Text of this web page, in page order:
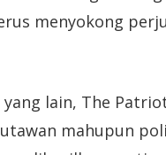
menyokong
lain, The
mahupun